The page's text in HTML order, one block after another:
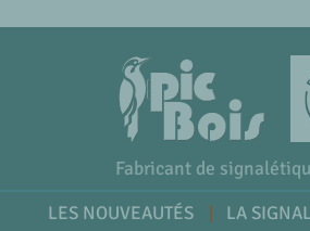
Fabricant de
LES NOUVEAUTÉS LA